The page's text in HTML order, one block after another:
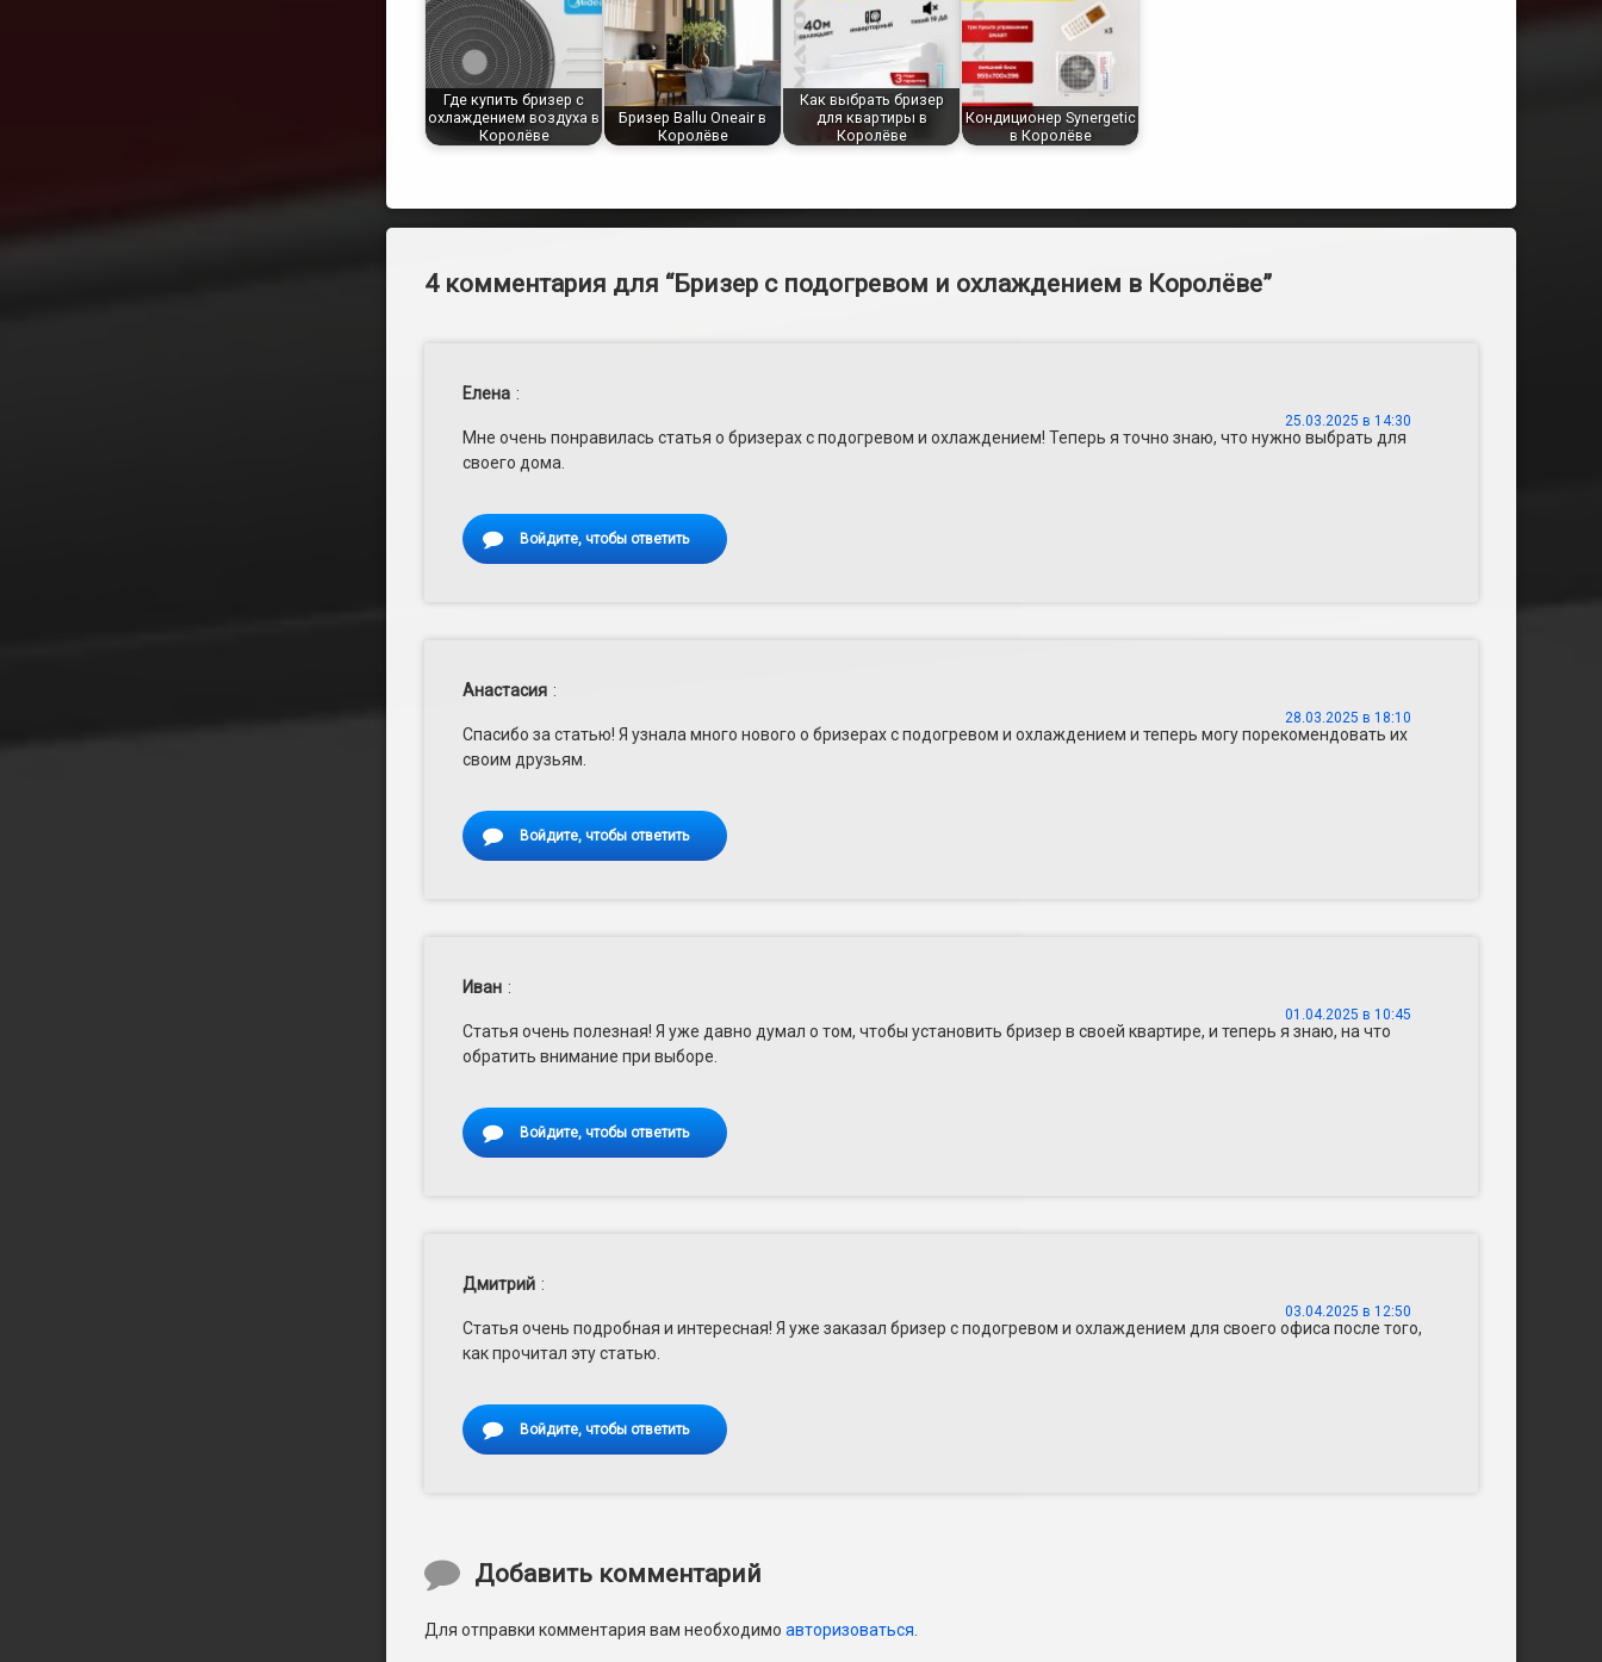
Где купить бризер с
охлаждением воздуха в
Королёве
Бризер Ballu Oneair в
Королёве
Как выбрать бризер
для квартиры в
Королёве
Кондиционер Synergetic
в Королёве
4 комментария для “Бризер с подогревом и охлаждением в Королёве”
Елена :
25.03.2025 в 14:30
Мне очень понравилась статья о бризерах с подогревом и охлаждением! Теперь я точно знаю, что нужно выбрать для
своего дома.
Войдите, чтобы ответить
Анастасия :
28.03.2025 в 18:10
Спасибо за статью! Я узнала много нового о бризерах с подогревом и охлаждением и теперь могу порекомендовать их
своим друзьям.
Войдите, чтобы ответить
Иван :
01.04.2025 в 10:45
Статья очень полезная! Я уже давно думал о том, чтобы установить бризер в своей квартире, и теперь я знаю, на что
обратить внимание при выборе.
Войдите, чтобы ответить
Дмитрий :
03.04.2025 в 12:50
Статья очень подробная и интересная! Я уже заказал бризер с подогревом и охлаждением для своего офиса после того,
как прочитал эту статью.
Войдите, чтобы ответить
Добавить комментарий
Для отправки комментария вам необходимо авторизоваться